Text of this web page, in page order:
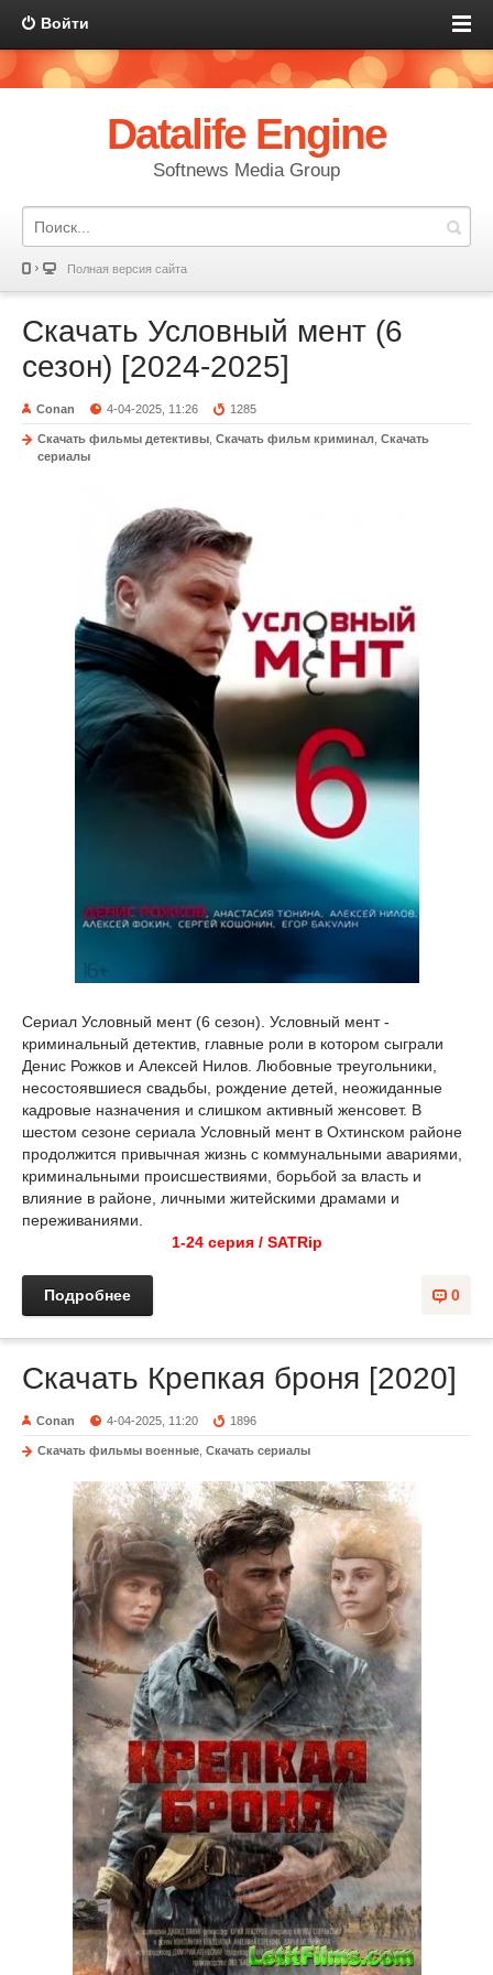
Войти
Datalife Engine
Softnews Media Group
Полная версия сайта
Скачать Условный мент (6
сезон) [2024-2025]
Conan 4-04-2025, 11:26 1285
Скачать фильмы детективы Скачать фильм криминал Скачать
сериалы
Сериал Условный мент (6 сезон). Условный мент -
криминальный детектив, главные роли в котором сыграли
Денис Рожков и Алексей Нилов. Любовные треугольники,
несостоявшиеся свадьбы, рождение детей, неожиданные
кадровые назначения и слишком активный женсовет. В
шестом сезоне сериала Условный мент в Охтинском районе
продолжится привычная жизнь с коммунальными авариями,
криминальными происшествиями, борьбой за власть и
влияние в районе, личными житейскими драмами и
переживаниями.
1-24 серия / SATRip
0
Подробнее
Скачать Крепкая броня [2020]
Conan 4-04-2025, 11:20 1896
Скачать фильмы военные Скачать сериалы